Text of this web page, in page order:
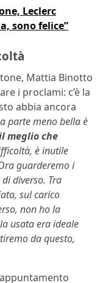
Leclerc
sono felice”
Mattia Binotto
i proclami: c’è la
abbia ancora
parte meno bella è
meglio che
è inutile
guarderemo i
diverso. Tra
sul carico
non ho la
usata era ideale
da questo,